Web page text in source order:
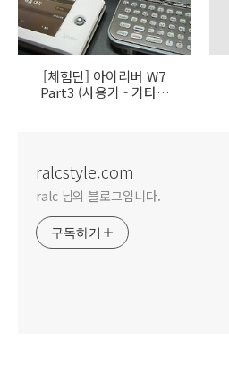
[체험단] 아이리버 W7
Part3 (사용기 - 기타기
ralcstyle.com
ralc 님의 블로그입니다.
구독하기